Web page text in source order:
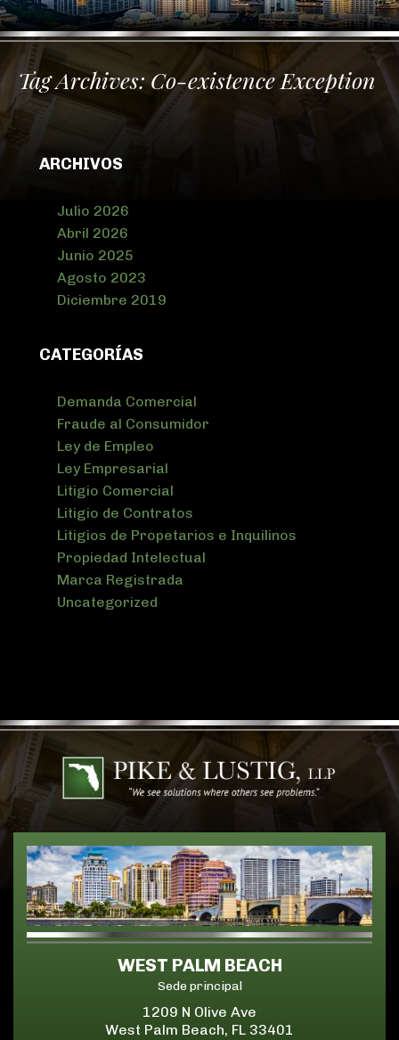
Tag Archives: Co-existence Exception
ARCHIVOS
Julio 2026
Abril 2026
Junio 2025
Agosto 2023
Diciembre 2019
CATEGORÍAS
Demanda Comercial
Fraude al Consumidor
Ley de Empleo
Ley Empresarial
Litigio Comercial
Litigio de Contratos
Litigios de Propetarios e Inquilinos
Propiedad Intelectual
Marca Registrada
Uncategorized
WEST PALM BEACH
Sede principal
1209 N Olive Ave
West Palm Beach, FL 33401